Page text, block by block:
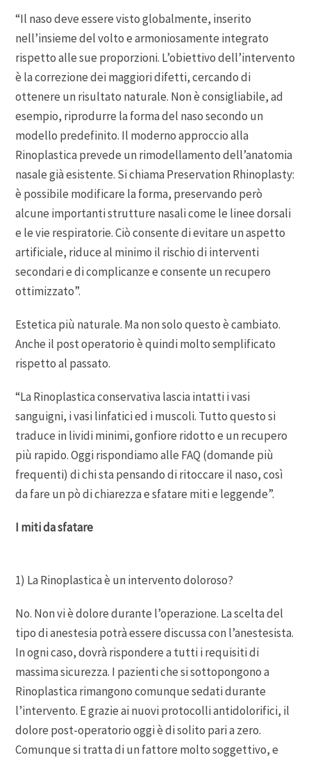
“Il naso deve essere visto globalmente, inserito
nell’insieme del volto e armoniosamente integrato
rispetto alle sue proporzioni. L’obiettivo dell’intervento
è la correzione dei maggiori difetti, cercando di
ottenere un risultato naturale. Non è consigliabile, ad
esempio, riprodurre la forma del naso secondo un
modello predefinito. Il moderno approccio alla
Rinoplastica prevede un rimodellamento dell’anatomia
nasale già esistente. Si chiama Preservation Rhinoplasty:
è possibile modificare la forma, preservando però
alcune importanti strutture nasali come le linee dorsali
e le vie respiratorie. Ciò consente di evitare un aspetto
artificiale, riduce al minimo il rischio di interventi
secondari e di complicanze e consente un recupero
ottimizzato”.
Estetica più naturale. Ma non solo questo è cambiato.
Anche il post operatorio è quindi molto semplificato
rispetto al passato.
“La Rinoplastica conservativa lascia intatti i vasi
sanguigni, i vasi linfatici ed i muscoli. Tutto questo si
traduce in lividi minimi, gonfiore ridotto e un recupero
più rapido. Oggi rispondiamo alle FAQ (domande più
frequenti) di chi sta pensando di ritoccare il naso, così
da fare un pò di chiarezza e sfatare miti e leggende”.
I miti da sfatare
1) La Rinoplastica è un intervento doloroso?
No. Non vi è dolore durante l’operazione. La scelta del
tipo di anestesia potrà essere discussa con l’anestesista.
In ogni caso, dovrà rispondere a tutti i requisiti di
massima sicurezza. I pazienti che si sottopongono a
Rinoplastica rimangono comunque sedati durante
l’intervento. E grazie ai nuovi protocolli antidolorifici, il
dolore post-operatorio oggi è di solito pari a zero.
Comunque si tratta di un fattore molto soggettivo, e